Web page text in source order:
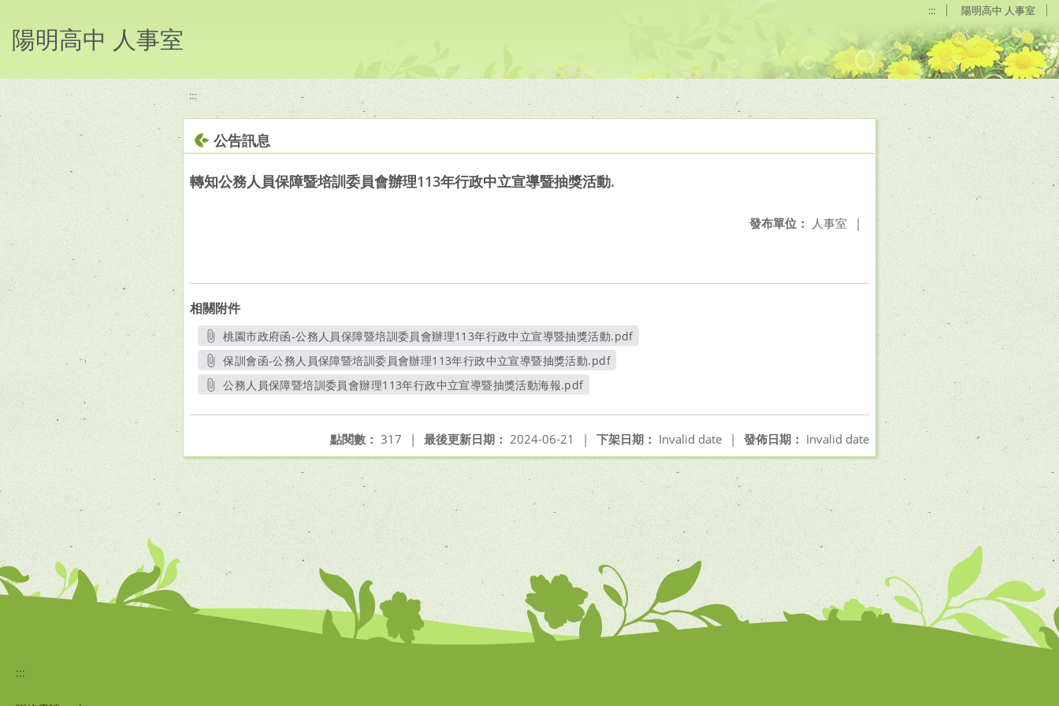
::: 陽明高中 人事室
陽明高中 人事室
:::
公告訊息
轉知公務人員保障暨培訓委員會辦理113年行政中立宣導暨抽獎活動.
發布單位： 人事室 |
相關附件
桃園市政府函-公務人員保障暨培訓委員會辦理113年行政中立宣導暨抽獎活動.pdf
另開新視窗
保訓會函-公務人員保障暨培訓委員會辦理113年行政中立宣導暨抽獎活動.pdf
另開新視窗
公務人員保障暨培訓委員會辦理113年行政中立宣導暨抽獎活動海報.pdf
發佈日期： Invalid date
下架日期： Invalid date |
最後更新日期： 2024-06-21 |
點閱數： 317 |
:::